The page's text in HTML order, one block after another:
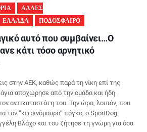
ΑΛΛΕΣ
ΕΛΛΑΔΑ ΠΟΔΟΣΦΑΙΡΟ
αυτό που συμβαίνει…Ο
κάτι τόσο αρνητικό
στην ΑΕΚ, καθώς παρά τη νίκη επί της
αποχώρησε από την ομάδα και ήδη
αντικαταστάτη του. Την ώρα, λοιπόν, που
τον “κιτρινόμαυρο” πάγκο, ο SportDog
Βλάχο και του ζήτησε τη γνώμη για όσα